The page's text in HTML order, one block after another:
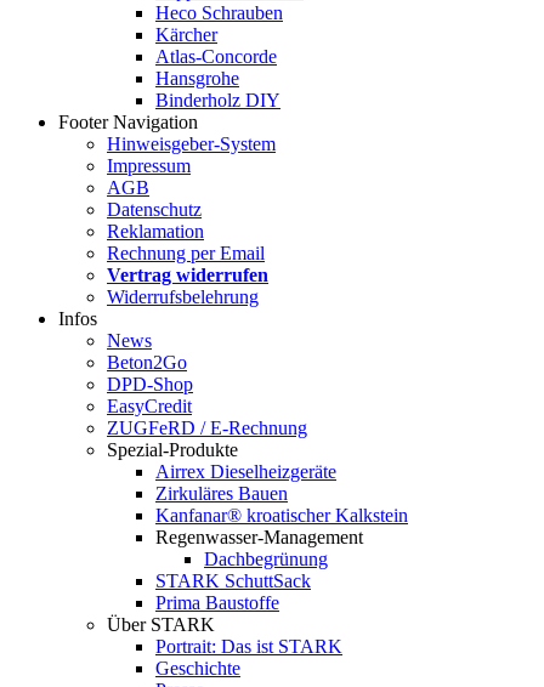
Heco Schrauben
Kärcher
Atlas-Concorde
Hansgrohe
Binderholz DIY
Footer Navigation
Hinweisgeber-System
Impressum
AGB
Datenschutz
Reklamation
Rechnung per Email
Vertrag widerrufen
Widerrufsbelehrung
Infos
News
Beton2Go
DPD-Shop
EasyCredit
ZUGFeRD / E-Rechnung
Spezial-Produkte
Airrex Dieselheizgeräte
Zirkuläres Bauen
Kanfanar® kroatischer Kalkstein
Regenwasser-Management
Dachbegrünung
STARK SchuttSack
Prima Baustoffe
Über STARK
Portrait: Das ist STARK
Geschichte